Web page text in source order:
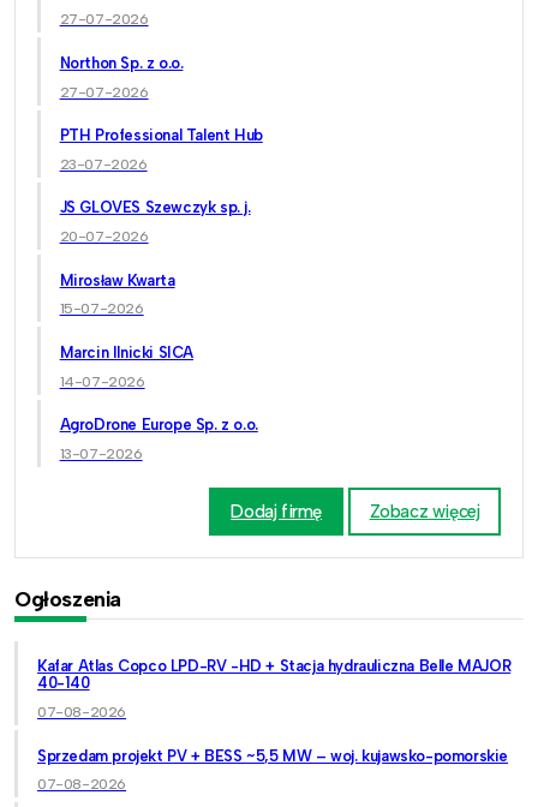
27-07-2026
Northon Sp. z o.o.
27-07-2026
PTH Professional Talent Hub
23-07-2026
JS GLOVES Szewczyk sp. j.
20-07-2026
Mirosław Kwarta
15-07-2026
Marcin Ilnicki SICA
14-07-2026
AgroDrone Europe Sp. z o.o.
13-07-2026
Dodaj firmę Zobacz więcej
Ogłoszenia
Kafar Atlas Copco LPD-RV -HD + Stacja hydrauliczna Belle MAJOR
40-140
07-08-2026
Sprzedam projekt PV + BESS ~5,5 MW – woj. kujawsko-pomorskie
07-08-2026